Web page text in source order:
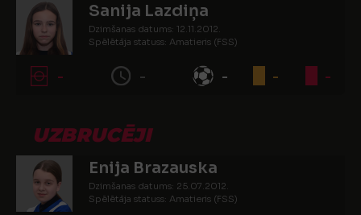
Sanija Lazdiņa
Dzimšanas datums: 12.11.2012.
Spēlētāja statuss: Amatieris (FSS)
- - - - -
UZBRUCĒJI
Enija Brazauska
Dzimšanas datums: 25.07.2012.
Spēlētāja statuss: Amatieris (FSS)